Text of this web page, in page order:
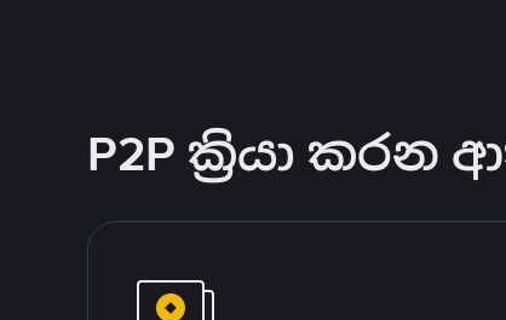
P2P ක්‍රියා කරන